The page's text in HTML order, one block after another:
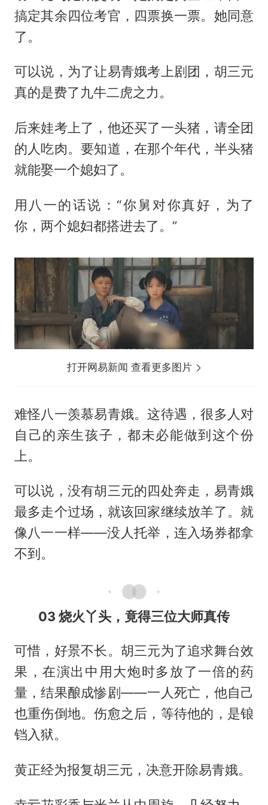
搞定其余四位考官，四票换一票。她同意
了。
可以说，为了让易青娥考上剧团，胡三元
真的是费了九牛二虎之力。
后来娃考上了，他还买了一头猪，请全团
的人吃肉。要知道，在那个年代，半头猪
就能娶一个媳妇了。
用八一的话说：“你舅对你真好，为了
你，两个媳妇都搭进去了。”
打开网易新闻 查看更多图片
难怪八一羡慕易青娥。这待遇，很多人对
自己的亲生孩子，都未必能做到这个份
上。
可以说，没有胡三元的四处奔走，易青娥
最多走个过场，就该回家继续放羊了。就
像八一一样——没人托举，连入场券都拿
不到。
03 烧火丫头，竟得三位大师真传
可惜，好景不长。胡三元为了追求舞台效
果，在演出中用大炮时多放了一倍的药
量，结果酿成惨剧——一人死亡，他自己
也重伤倒地。伤愈之后，等待他的，是锒
铛入狱。
黄正经为报复胡三元，决意开除易青娥。